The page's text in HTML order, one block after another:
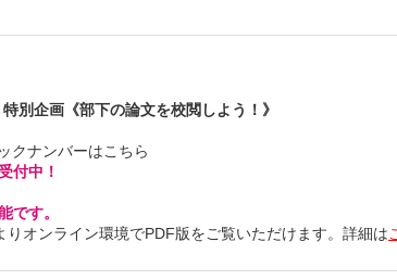
小川 英朗
その他
血管腫診療における共同意思決定を支える
診療科横断的なエキスパートの意見― 力久 直昭 ほか
投稿規定
別企画《部下の論文を校閲しよう！》
クナンバーはこちら
付中！
です。
りオンライン環境でPDF版をご覧いただけます。詳細は